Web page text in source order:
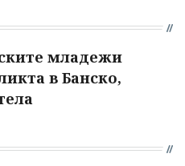
младежи
в Банско,